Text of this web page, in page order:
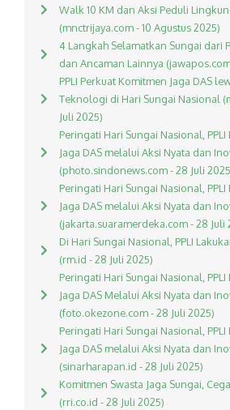
Walk 10 KM dan Aksi Peduli
(mnctrijaya.com - 10 Agustus 2025)
4 Langkah Selamatkan Sungai dari
dan Ancaman Lainnya
PPLI Perkuat Komitmen Jaga DAS
Teknologi di Hari Sungai Nasional
Juli 2025)
Peringati Hari Sungai Nasional,
Jaga DAS melalui Aksi Nyata dan
(photo.sindonews.com - 28 Juli
Peringati Hari Sungai Nasional,
Jaga DAS melalui Aksi Nyata dan
(jakarta.suaramerdeka.com - 28 Juli
Di Hari Sungai Nasional, PPLI
(rm.id - 28 Juli 2025)
Peringati Hari Sungai Nasional,
Jaga DAS Melalui Aksi Nyata dan
(foto.okezone.com - 28 Juli 2025)
Peringati Hari Sungai Nasional,
Jaga DAS melalui Aksi Nyata dan
(sinarharapan.id - 28 Juli 2025)
Komitmen Swasta Jaga Sungai,
(rri.co.id - 28 Juli 2025)